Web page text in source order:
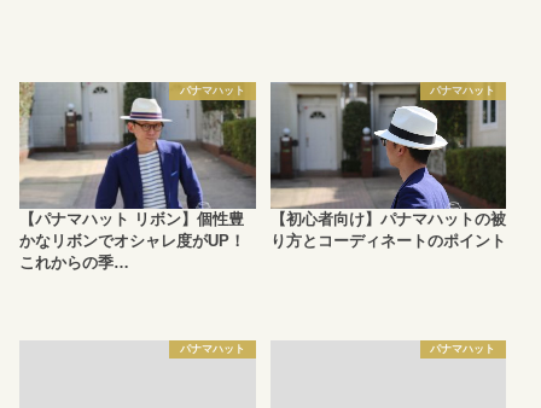
パナマハット
【パナマハット リボン】個性豊
かなリボンでオシャレ度がUP！
これからの季…
パナマハット
【初心者向け】パナマハットの被
り方とコーディネートのポイント
パナマハット パナマハット